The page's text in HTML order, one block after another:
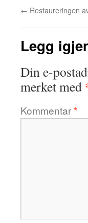
← Restaureringen
Legg
Din e-
merket med
Kommentar*